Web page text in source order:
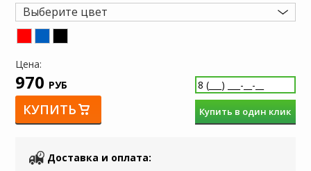
Выберите цвет
Цена:
970 РУБ
КУПИТЬ Купить в один клик
Доставка и оплата: